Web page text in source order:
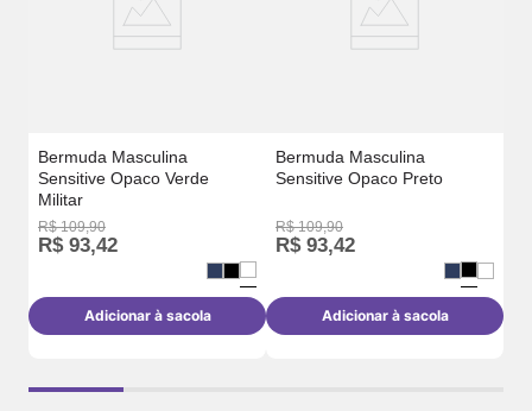
Bermuda Masculina
Sensitive Opaco Verde
Militar
R$ 109,90
R$ 93,42
Adicionar à sacola
Bermuda Masculina
Sensitive Opaco Preto
R$ 109,90
R$ 93,42
Adicionar à sacola